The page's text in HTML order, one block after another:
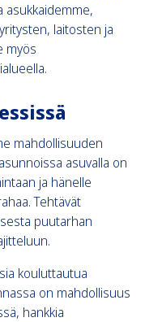
asukkaidemme,
laitosten ja
myös
mahdollisuuden
asuvalla on
ja hänelle
Tehtävät
puutarhan
kouluttautua
on mahdollisuus
hankkia